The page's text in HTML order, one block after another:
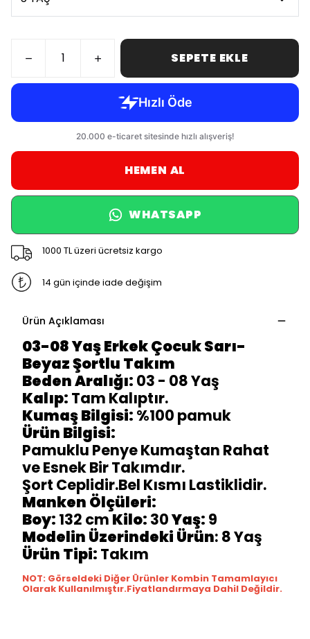
SEPETE EKLE
HEMEN AL
WHATSAPP
1000 TL üzeri ücretsiz kargo
14 gün içinde iade değişim
Ürün Açıklaması
03-08 Yaş Erkek Çocuk Sarı-
Beyaz Şortlu Takım
Beden Aralığı: 03 - 08 Yaş
Kalıp: Tam Kalıptır.
Kumaş Bilgisi: %100 pamuk
Ürün Bilgisi:
Pamuklu Penye Kumaştan Rahat
ve Esnek Bir Takımdır.
Şort Ceplidir.Bel Kısmı Lastiklidir.
Manken Ölçüleri:
Boy: 132 cm Kilo: 30Yaş: 9
Modelin Üzerindeki Ürün: 8 Yaş
Ürün Tipi: Takım
NOT: Görseldeki Diğer Ürünler Kombin Tamamlayıcı
Olarak Kullanılmıştır.Fiyatlandırmaya Dahil Değildir.